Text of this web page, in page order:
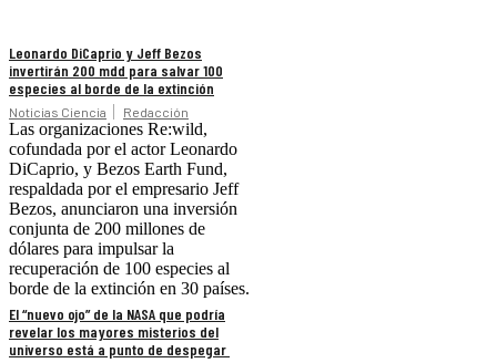
Leonardo DiCaprio y Jeff Bezos
invertirán 200 mdd para salvar 100
especies al borde de la extinción
Noticias Ciencia Redacción
Las organizaciones Re:wild,
cofundada por el actor Leonardo
DiCaprio, y Bezos Earth Fund,
respaldada por el empresario Jeff
Bezos, anunciaron una inversión
conjunta de 200 millones de
dólares para impulsar la
recuperación de 100 especies al
borde de la extinción en 30 países.
El “nuevo ojo” de la NASA que podría
revelar los mayores misterios del
universo está a punto de despegar